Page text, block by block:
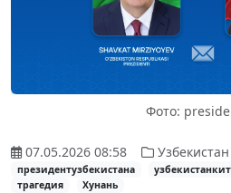
Фото:
07.05.2026 08:58 Узбекистан
президентузбекистана
трагедия
Хунань